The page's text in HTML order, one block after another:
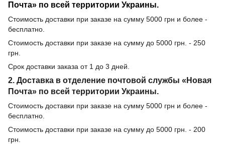
Почта» по всей территории Украины.
Стоимость доставки при заказе на сумму 5000 грн и более -
бесплатно.
Стоимость доставки при заказе на сумму до 5000 грн. - 250
грн.
Срок доставки заказа от 1 до 3 дней.
2. Доставка в отделение почтовой службы «Новая
Почта» по всей территории Украины.
Стоимость доставки при заказе на сумму 5000 грн и более -
бесплатно.
Стоимость доставки при заказе на сумму до 5000 грн. - 200
грн.